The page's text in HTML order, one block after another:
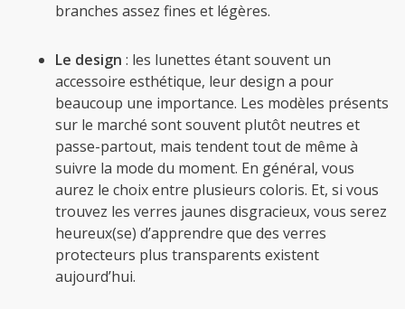
branches assez fines et légères.
Le design : les lunettes étant souvent un
accessoire esthétique, leur design a pour
beaucoup une importance. Les modèles présents
sur le marché sont souvent plutôt neutres et
passe-partout, mais tendent tout de même à
suivre la mode du moment. En général, vous
aurez le choix entre plusieurs coloris. Et, si vous
trouvez les verres jaunes disgracieux, vous serez
heureux(se) d’apprendre que des verres
protecteurs plus transparents existent
aujourd’hui.